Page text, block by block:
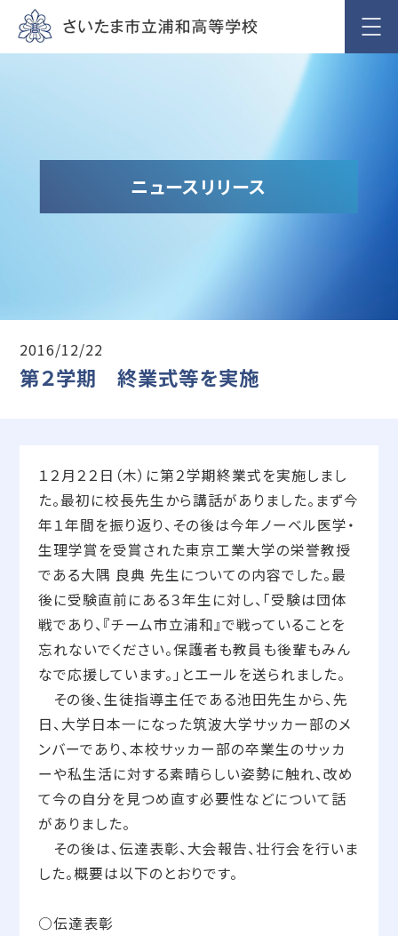
ニュースリリース
2016/12/22
第２学期 終業式等を実施
１２月２２日（木）に第２学期終業式を実施しまし
た。最初に校長先生から講話がありました。まず今
年１年間を振り返り、その後は今年ノーベル医学・
生理学賞を受賞された東京工業大学の栄誉教授
である大隅 良典 先生についての内容でした。最
後に受験直前にある３年生に対し、「受験は団体
戦であり、『チーム市立浦和』で戦っていることを
忘れないでください。保護者も教員も後輩もみん
なで応援しています。」とエールを送られました。
その後、生徒指導主任である池田先生から、先
日、大学日本一になった筑波大学サッカー部のメ
ンバーであり、本校サッカー部の卒業生のサッカ
ーや私生活に対する素晴らしい姿勢に触れ、改め
て今の自分を見つめ直す必要性などについて話
がありました。
その後は、伝達表彰、大会報告、壮行会を行いま
した。概要は以下のとおりです。
○伝達表彰